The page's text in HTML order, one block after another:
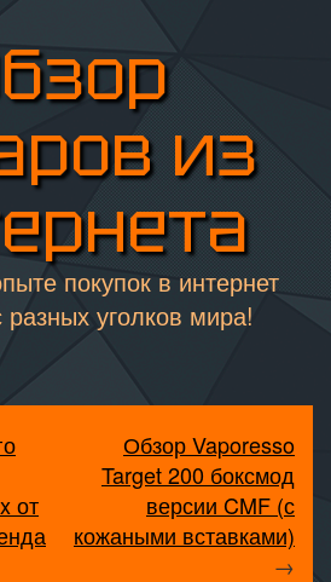
из
покупок в интернет
разных уголков мира!
от
Обзор Vaporesso
Target 200 боксмод
версии CMF (с
кожаными вставками)
→